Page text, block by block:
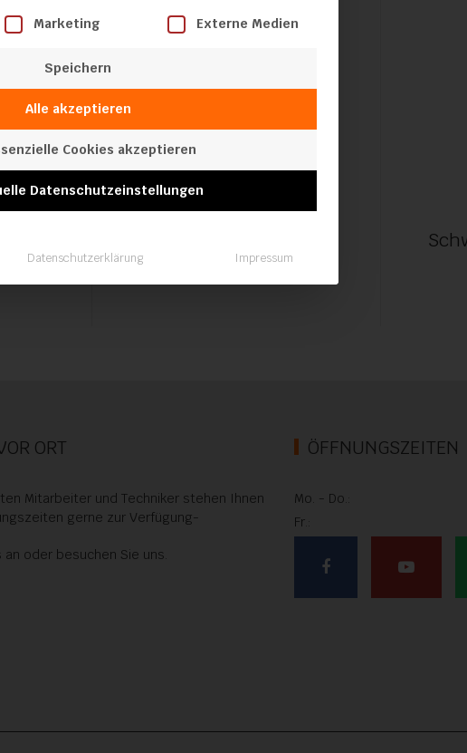
Schweißschuh A5.6
ORT
Mitarbeiter und Techniker stehen Ihnen
gerne zur Verfügung-
oder besuchen Sie uns.
ÖFFNUNGSZEITEN
Mo. - Do.:
Fr.:
Gruppen, für die eine Einwilligung erteilt werden kann. Die erste
Marketing Externe Medien
Speichern
Alle akzeptieren
Cookies akzeptieren
Datenschutzeinstellungen
Datenschutzerklärung Impressum